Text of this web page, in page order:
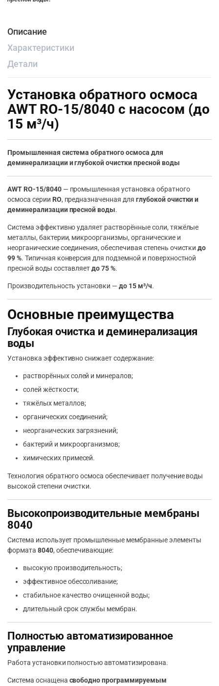
Описание
Характеристики
Детали
Установка обратного осмоса
AWT RO-15/8040 с насосом (до
15 м³/ч)
Промышленная система обратного осмоса для
деминерализации и глубокой очистки пресной воды
AWT RO-15/8040— промышленная установка обратного
осмоса серии RO, предназначенная для глубокой очистки и
деминерализации пресной воды.
Система эффективно удаляет растворённые соли, тяжёлые
металлы, бактерии, микроорганизмы, органические и
неорганические соединения, обеспечивая степень очисткидо
99 %. Типичная конверсия для подземной и поверхностной
пресной воды составляетдо 75 %.
Производительность установки —до 15 м³/ч.
Основные преимущества
Глубокая очистка и деминерализация
воды
Установка эффективно снижает содержание:
растворённых солей и минералов;
солей жёсткости;
тяжёлых металлов;
органических соединений;
неорганических загрязнений;
бактерий и микроорганизмов;
химических примесей.
Технология обратного осмоса обеспечивает получение воды
высокой степени очистки.
Высокопроизводительные мембраны
8040
Система использует промышленные мембранные элементы
формата 8040, обеспечивающие:
высокую производительность;
эффективное обессоливание;
стабильное качество очищенной воды;
длительный срок службы мембран.
Полностью автоматизированное
управление
Работа установки полностью автоматизирована.
Система оснащена свободно программируемым